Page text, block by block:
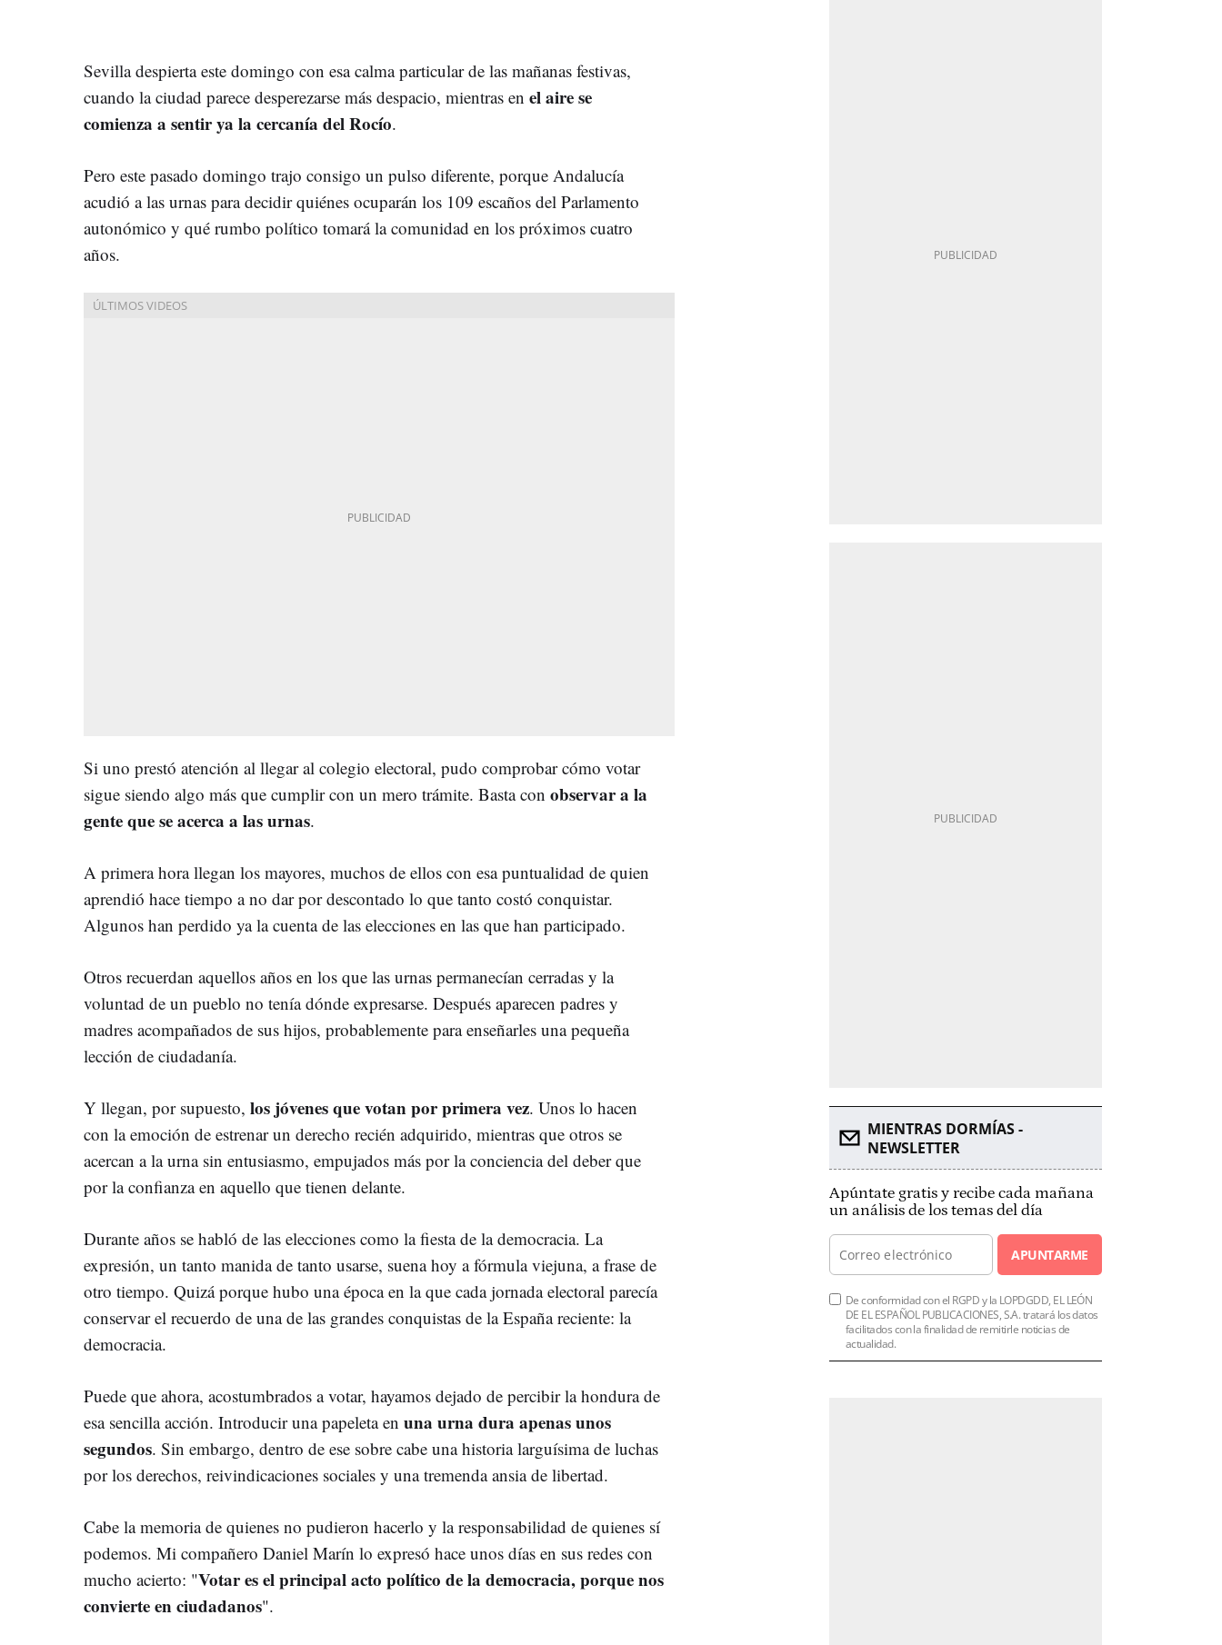
Sevilla despierta este domingo con esa calma particular de las mañanas festivas,
cuando la ciudad parece desperezarse más despacio, mientras en el aire se
comienza a sentir ya la cercanía del Rocío.
Pero este pasado domingo trajo consigo un pulso diferente, porque Andalucía
acudió a las urnas para decidir quiénes ocuparán los 109 escaños del Parlamento
autonómico y qué rumbo político tomará la comunidad en los próximos cuatro
años.
Si uno prestó atención al llegar al colegio electoral, pudo comprobar cómo votar
sigue siendo algo más que cumplir con un mero trámite. Basta con observar a la
gente que se acerca a las urnas.
A primera hora llegan los mayores, muchos de ellos con esa puntualidad de quien
aprendió hace tiempo a no dar por descontado lo que tanto costó conquistar.
Algunos han perdido ya la cuenta de las elecciones en las que han participado.
Otros recuerdan aquellos años en los que las urnas permanecían cerradas y la
voluntad de un pueblo no tenía dónde expresarse. Después aparecen padres y
madres acompañados de sus hijos, probablemente para enseñarles una pequeña
lección de ciudadanía.
Y llegan, por supuesto, los jóvenes que votan por primera vez. Unos lo hacen
con la emoción de estrenar un derecho recién adquirido, mientras que otros se
acercan a la urna sin entusiasmo, empujados más por la conciencia del deber que
por la confianza en aquello que tienen delante.
Durante años se habló de las elecciones como la fiesta de la democracia. La
expresión, un tanto manida de tanto usarse, suena hoy a fórmula viejuna, a frase de
otro tiempo. Quizá porque hubo una época en la que cada jornada electoral parecía
conservar el recuerdo de una de las grandes conquistas de la España reciente: la
democracia.
Puede que ahora, acostumbrados a votar, hayamos dejado de percibir la hondura de
esa sencilla acción. Introducir una papeleta en una urna dura apenas unos
segundos. Sin embargo, dentro de ese sobre cabe una historia larguísima de luchas
por los derechos, reivindicaciones sociales y una tremenda ansia de libertad.
Cabe la memoria de quienes no pudieron hacerlo y la responsabilidad de quienes sí
podemos. Mi compañero Daniel Marín lo expresó hace unos días en sus redes con
mucho acierto: "Votar es el principal acto político de la democracia, porque nos
convierte en ciudadanos".
MIENTRAS DORMÍAS -
NEWSLETTER
Apúntate gratis y recibe cada mañana
un análisis de los temas del día
APUNTARME
De conformidad con el RGPD y la LOPDGDD, EL LEÓN
DE EL ESPAÑOL PUBLICACIONES, S.A. tratará los datos
facilitados con la finalidad de remitirle noticias de
actualidad.